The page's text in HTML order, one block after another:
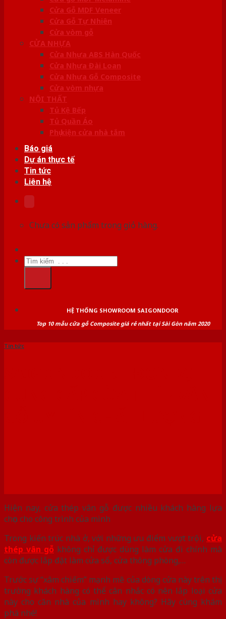
Cửa Gỗ MDF Veneer
Cửa Gỗ Tự Nhiên
Cửa vòm gỗ
CỬA NHỰA
Cửa Nhựa ABS Hàn Quốc
Cửa Nhựa Đài Loan
Cửa Nhựa Gỗ Composite
Cửa vòm nhựa
NỘI THẤT
Tủ Kệ Bếp
Tủ Quần Áo
Phụ kiện cửa nhà tắm
Báo giá
Dự án thực tế
Tin tức
Liên hệ
Chưa có sản phẩm trong giỏ hàng.
Tìm
kiếm:
HỆ THỐNG SHOWROOM SAIGONDOOR
Top 10 mẫu cửa gỗ Composite giá rẻ nhất tại Sài Gòn năm 2020
Tin tức
Hiện nay, cửa thép vân gỗ được nhiều khách hàng lựa
chọn cho công trình của mình
Trong kiến trúc nhà ở, với những ưu điểm vượt trội, cửa
thép vân gỗ không chỉ được dùng làm cửa đi chính mà
còn được lắp đặt làm cửa sổ, cửa thông phòng,…
Trước sự “xâm chiếm” mạnh mẽ của dòng cửa này trên thị
trường khách hàng có thể cân nhắc có nên lắp loại cửa
này cho căn nhà của mình hay không? Hãy cùng khám
phá nhé!